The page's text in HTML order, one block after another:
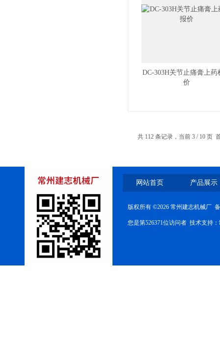
DC-303H关节止痛膏上药
价
共 112 条记录，当前 3 / 10 页
网站首页 产品展示
版权所有 ©2026 常州建志机械厂
您是第526371位访问者 技术支持：